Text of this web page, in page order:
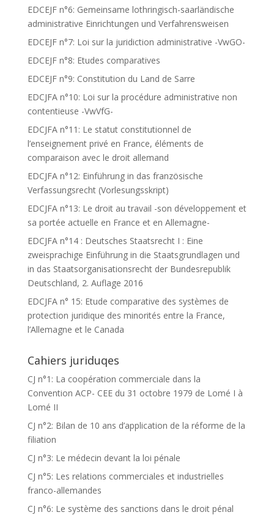
EDCEJF n°6: Gemeinsame lothringisch-saarländische
administrative Einrichtungen und Verfahrensweisen
EDCEJF n°7: Loi sur la juridiction administrative -VwGO-
EDCEJF n°8: Etudes comparatives
EDCEJF n°9: Constitution du Land de Sarre
EDCJFA n°10: Loi sur la procédure administrative non
contentieuse -VwVfG-
EDCJFA n°11: Le statut constitutionnel de
l’enseignement privé en France, éléments de
comparaison avec le droit allemand
EDCJFA n°12: Einführung in das französische
Verfassungsrecht (Vorlesungsskript)
EDCJFA n°13: Le droit au travail -son développement et
sa portée actuelle en France et en Allemagne-
EDCJFA n°14 : Deutsches Staatsrecht I : Eine
zweisprachige Einführung in die Staatsgrundlagen und
in das Staatsorganisationsrecht der Bundesrepublik
Deutschland, 2. Auflage 2016
EDCJFA n° 15: Etude comparative des systèmes de
protection juridique des minorités entre la France,
l’Allemagne et le Canada
Cahiers juriduqes
CJ n°1: La coopération commerciale dans la
Convention ACP- CEE du 31 octobre 1979 de Lomé I à
Lomé II
CJ n°2: Bilan de 10 ans d’application de la réforme de la
filiation
CJ n°3: Le médecin devant la loi pénale
CJ n°5: Les relations commerciales et industrielles
franco-allemandes
CJ n°6: Le système des sanctions dans le droit pénal